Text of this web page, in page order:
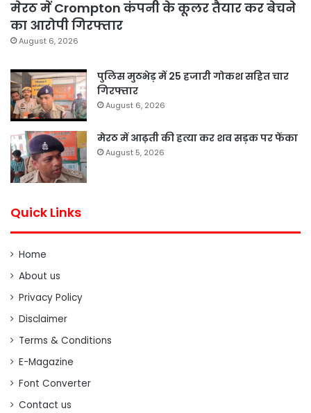
मेरठ में Crompton कंपनी के कूलर तैयार कर बेचने
का आरोपी गिरफ्तार
August 6, 2026
पुलिस मुठभेड़ में 25 हजारी गोकश सहित चार
गिरफ्तार
August 6, 2026
मेरठ में आढ़ती की हत्या कर शव सड़क पर फेंका
August 5, 2026
Quick Links
Home
About us
Privacy Policy
Disclaimer
Terms & Conditions
E-Magazine
Font Converter
Contact us